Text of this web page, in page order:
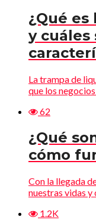
¿Qué
y cuáles
La trampa de
que los negocios
62
¿Qué
cómo
Con la llegada
nuestras vidas y
1.2K